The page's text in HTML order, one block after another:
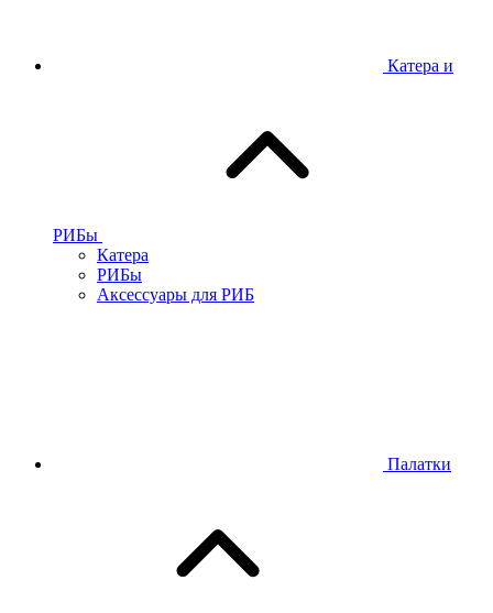
Катера и
РИБы
Катера
РИБы
Аксессуары для РИБ
Палатки